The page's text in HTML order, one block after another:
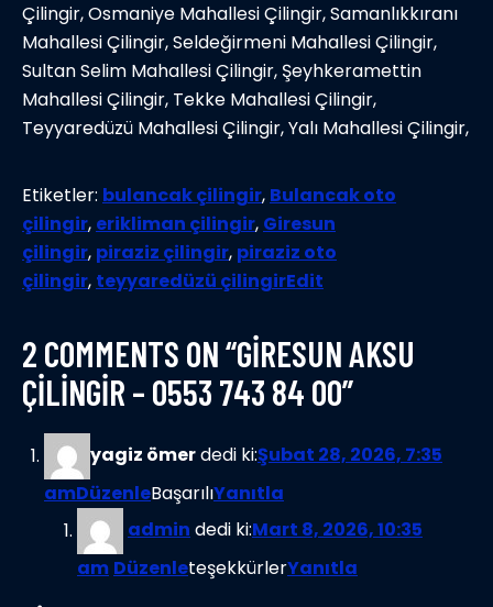
Çilingir, Osmaniye Mahallesi Çilingir, Samanlıkkıranı
Mahallesi Çilingir, Seldeğirmeni Mahallesi Çilingir,
Sultan Selim Mahallesi Çilingir, Şeyhkeramettin
Mahallesi Çilingir, Tekke Mahallesi Çilingir,
Teyyaredüzü Mahallesi Çilingir, Yalı Mahallesi Çilingir,
Etiketler: bulancak çilingir, Bulancak oto
çilingir, erikliman çilingir, Giresun
çilingir, piraziz çilingir, piraziz oto
çilingir, teyyaredüzü çilingirEdit
2 COMMENTS ON “GİRESUN AKSU
ÇİLİNGİR – 0553 743 84 00”
yagiz ömerdedi ki:Şubat 28, 2026, 7:35
amDüzenleBaşarılıYanıtla
admindedi ki:Mart 8, 2026, 10:35
am DüzenleteşekkürlerYanıtla